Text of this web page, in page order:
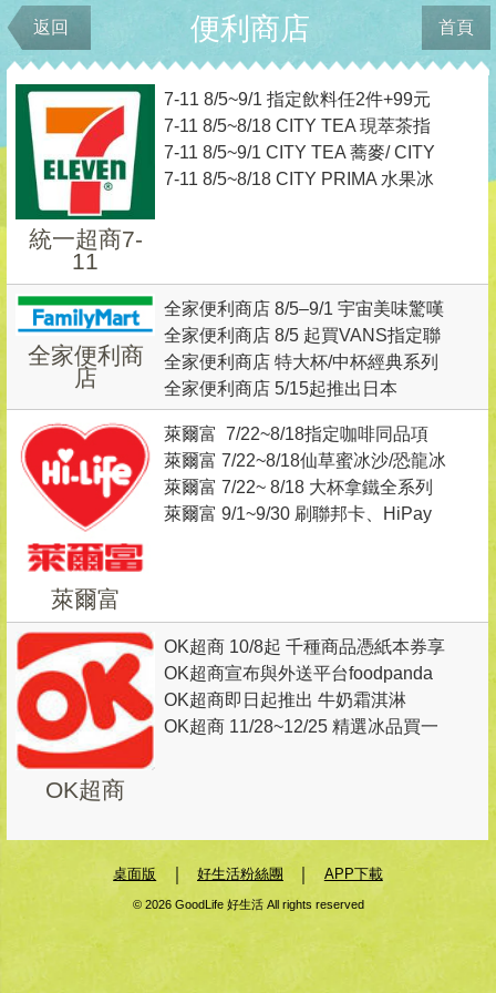
返回 首頁
便利商店
統一超商7-
11
7-11 8/5~9/1 指定飲料任2件+99元
再換飲料小夥伴吊飾乙個
7-11 8/5~8/18 CITY TEA 現萃茶指
定飲品任選2杯最低 0 元起，再送
《絕區零》專屬虛寶
7-11 8/5~9/1 CITY TEA 蕎麥/ CITY
PEARL 珍珠系列任2件最低只要0元
7-11 8/5~8/18 CITY PRIMA 水果冰
全家便利商
店
全家便利商店 8/5–9/1 宇宙美味驚嘆
號集章趣
全家便利商店 8/5 起買VANS指定聯
名商品+9元送吊飾
全家便利商店 特大杯/中杯經典系列
咖啡享MLB聯名杯身、經典/特濃咖
啡 任選第二杯7折
全家便利商店 5/15起推出日本
萊爾富
萊爾富 7/22~8/18指定咖啡同品項
買1送1
萊爾富 7/22~8/18仙草蜜冰沙/恐龍冰
沙 特價59元 任2杯99元
萊爾富 7/22~ 8/18 大杯拿鐵全系列
同價位第2杯5元
萊爾富 9/1~9/30 刷聯邦卡、HiPay
OK超商
OK超商 10/8起 千種商品憑紙本券享
10％回饋
OK超商宣布與外送平台foodpanda
合作， 11/22起 於雙北10間門市推
出點餐外送服務
OK超商即日起推出 牛奶霜淇淋
OK超商 11/28~12/25 精選冰品買一
桌面版 好生活粉絲團 APP下載
© 2026 GoodLife 好生活 All rights reserved